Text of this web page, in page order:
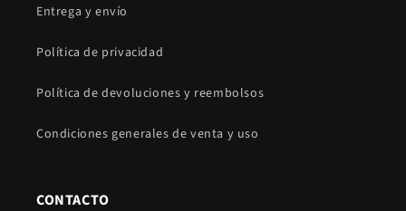
Entrega y envío
Política de privacidad
Política de devoluciones y reembolsos
Condiciones generales de venta y uso
CONTACTO